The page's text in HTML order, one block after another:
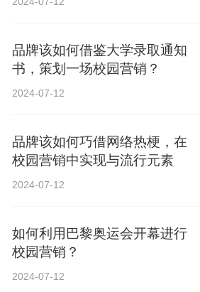
品牌该如何借鉴大学录取通知
书，策划一场校园营销？
2024-07-12
品牌该如何巧借网络热梗，在
校园营销中实现与流行元素
2024-07-12
如何利用巴黎奥运会开幕进行
校园营销？
2024-07-12